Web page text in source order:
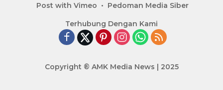
Post with Vimeo
Pedoman Media Siber
Terhubung Dengan Kami
Copyright ® AMK Media News | 2025